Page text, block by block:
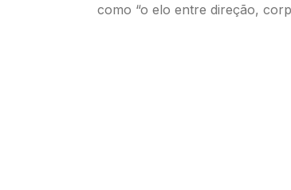
como “o elo entre direção,